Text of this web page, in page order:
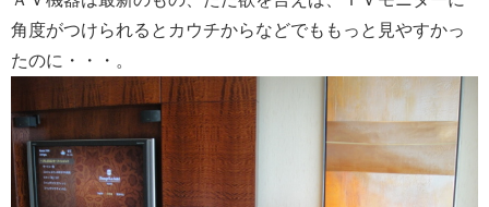
角度がつけられるとカウチからなどでももっと見やすかっ
たのに・・・。